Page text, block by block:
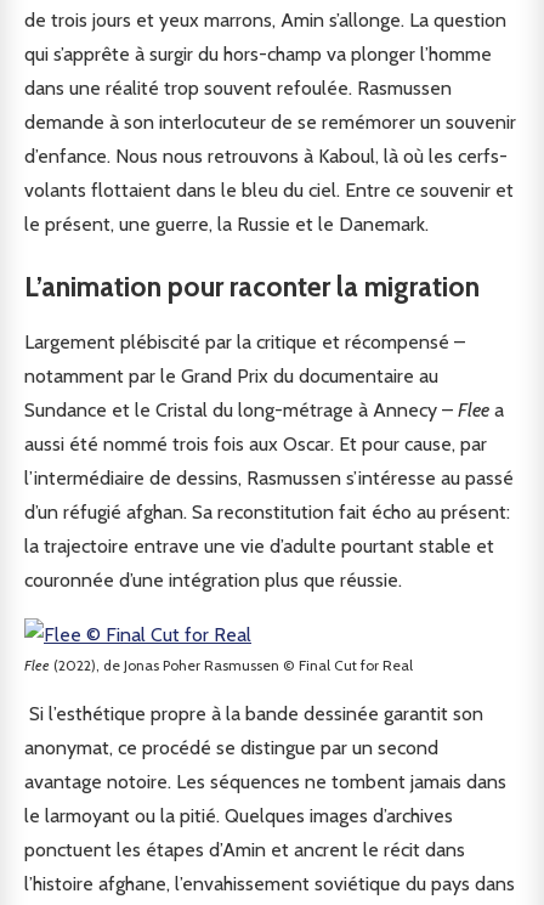
de trois jours et yeux marrons, Amin s’allonge. La question
qui s’apprête à surgir du hors-champ va plonger l’homme
dans une réalité trop souvent refoulée. Rasmussen
demande à son interlocuteur de se remémorer un souvenir
d’enfance. Nous nous retrouvons à Kaboul, là où les cerfs-
volants flottaient dans le bleu du ciel. Entre ce souvenir et
le présent, une guerre, la Russie et le Danemark.
L’animation pour raconter la migration
Largement plébiscité par la critique et récompensé –
notamment par le Grand Prix du documentaire au
Sundance et le Cristal du long-métrage à Annecy – Flee a
aussi été nommé trois fois aux Oscar. Et pour cause, par
l’intermédiaire de dessins, Rasmussen s’intéresse au passé
d’un réfugié afghan. Sa reconstitution fait écho au présent:
la trajectoire entrave une vie d’adulte pourtant stable et
couronnée d’une intégration plus que réussie.
Flee (2022), de Jonas Poher Rasmussen © Final Cut for Real
Si l’esthétique propre à la bande dessinée garantit son
anonymat, ce procédé se distingue par un second
avantage notoire. Les séquences ne tombent jamais dans
le larmoyant ou la pitié. Quelques images d’archives
ponctuent les étapes d’Amin et ancrent le récit dans
l’histoire afghane, l’envahissement soviétique du pays dans